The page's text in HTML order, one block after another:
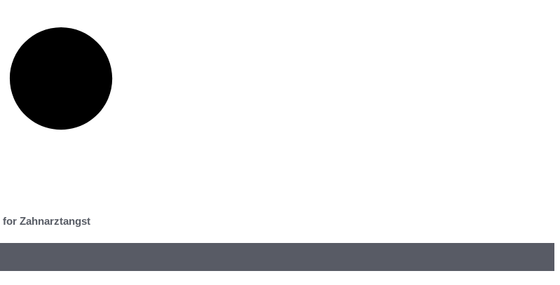
for Zahnarztangst